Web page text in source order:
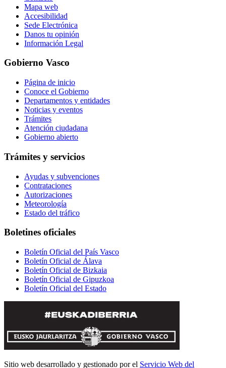
Mapa web
Accesibilidad
Sede Electrónica
Danos tu opinión
Información Legal
Gobierno Vasco
Página de inicio
Conoce el Gobierno
Departamentos y entidades
Noticias y eventos
Trámites
Atención ciudadana
Gobierno abierto
Trámites y servicios
Ayudas y subvenciones
Contrataciones
Autorizaciones
Meteorología
Estado del tráfico
Boletines oficiales
Boletín Oficial del País Vasco
Boletín Oficial de Álava
Boletín Oficial de Bizkaia
Boletín Oficial de Gipuzkoa
Boletín Oficial del Estado
Sitio web desarrollado y gestionado por el Servicio Web del